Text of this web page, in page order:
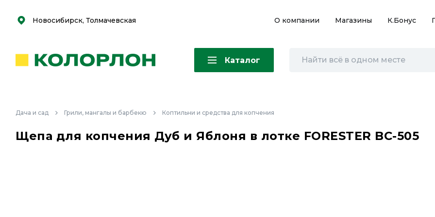
Скоро
Скоро
Новосибирск, Толмачевская О компании Магазины К.Бонус
Каталог
Дача и сад Грили, мангалы и барбекю Коптильни и средства для копчения
Щепа для копчения Дуб и Яблоня в лотке FORESTER BC-505